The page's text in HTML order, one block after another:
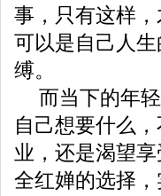
事，只有这样
可以是自己人
缚。
而当下的年
自己想要什么
业，还是渴望
全红婵的选择